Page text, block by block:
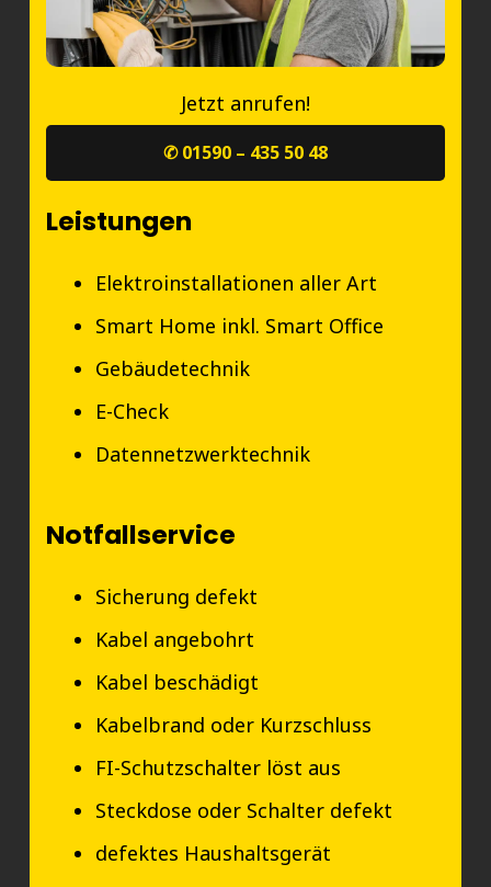
Jetzt anrufen!
✆ 01590 – 435 50 48
Leistungen
Elektroinstallationen aller Art
Smart Home inkl. Smart Office
Gebäudetechnik
E-Check
Datennetzwerktechnik
Notfallservice
Sicherung defekt
Kabel angebohrt
Kabel beschädigt
Kabelbrand oder Kurzschluss
FI-Schutzschalter löst aus
Steckdose oder Schalter defekt
defektes Haushaltsgerät